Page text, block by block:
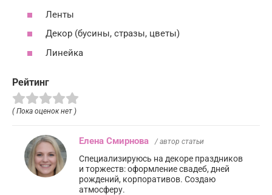
Ленты
Декор (бусины, стразы, цветы)
Линейка
Рейтинг
( Пока оценок нет )
Елена Смирнова / автор статьи
Специализируюсь на декоре праздников
и торжеств: оформление свадеб, дней
рождений, корпоративов. Создаю
атмосферу.